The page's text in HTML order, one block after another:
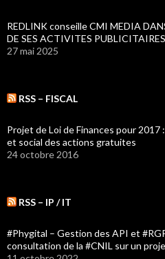
REDLINK conseille CMI MEDIA
DE SES ACTIVITES
27 mai 2025
RSS – FISCAL
Projet de Loi de Finances pour
et social des actions gratuites
24 octobre 2016
RSS – IP / IT
#Phygital – Gestion des API et
consultation de la #CNIL sur un